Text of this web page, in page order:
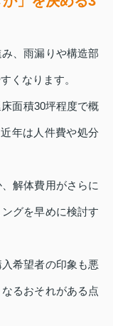
、雨漏りや構造部
くなります。
面積30坪程度で概
年は人件費や処分
解体費用がさらに
グを早めに検討す
希望者の印象も悪
るおそれがある点